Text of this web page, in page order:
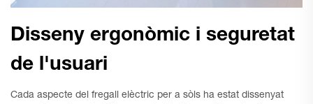
Disseny ergonòmic i seguretat
de l'usuari
Cada aspecte del fregall elèctric per a sòls ha estat dissenyat